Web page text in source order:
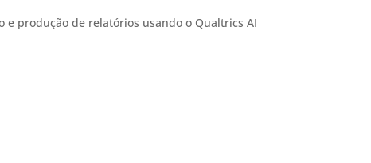
e produção de relatórios usando o Qualtrics AI